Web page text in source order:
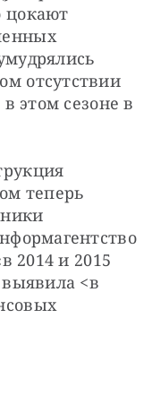
цокают
отсутствии
этом сезоне в
теперь
2014 и 2015
<в